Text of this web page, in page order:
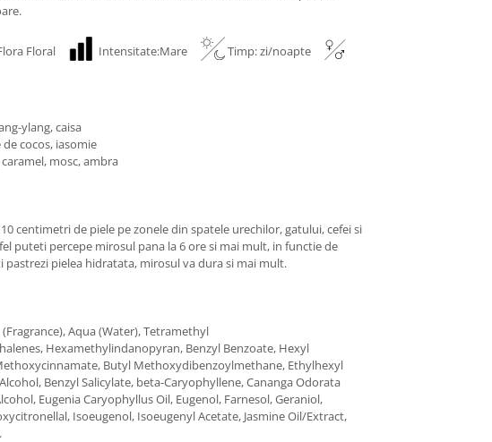
Floral Intensitate:Mare
Timp: zi/noapte
ylang, caisa
de cocos, iasomie
mosc, ambra
centimetri de piele pe zonele din spatele urechilor, gatului, cefei si
puteti percepe mirosul pana la 6 ore si mai mult, in functie de
pastrezi pielea hidratata, mirosul va dura si mai mult.
Aqua (Water), Tetramethyl
Hexamethylindanopyran, Benzyl Benzoate, Hexyl
Butyl Methoxydibenzoylmethane, Ethylhexyl
Benzyl Salicylate, beta-Caryophyllene, Cananga Odorata
Eugenia Caryophyllus Oil, Eugenol, Farnesol, Geraniol,
Isoeugenol, Isoeugenyl Acetate, Jasmine Oil/Extract,